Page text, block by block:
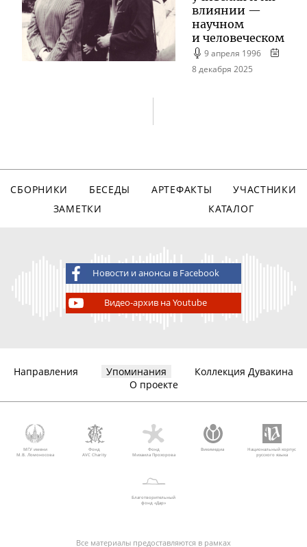
влиянии —
научном
и человеческом
9 апреля 1996
8 декабря 2025
СБОРНИКИ БЕСЕДЫ АРТЕФАКТЫ
УЧАСТНИКИ
ЗАМЕТКИ
КАТАЛОГ
Новости и анонсы в Facebook
Видео-архив на Youtube
Направления Упоминания
Коллекция Дувакина
О проекте
МГУ имени
М.В. Ломоносова
Фонд
AVC Charity
Фонд
Михаила Прохорова
Викимедиа
Национальный корпус
русского языка
Благотворительный
фонд «Дар»
Все материалы предоставляются в рамках